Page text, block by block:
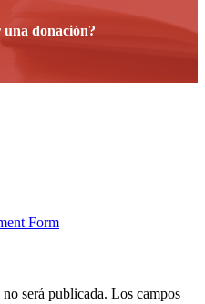
una donación?
Form
será publicada. Los campos